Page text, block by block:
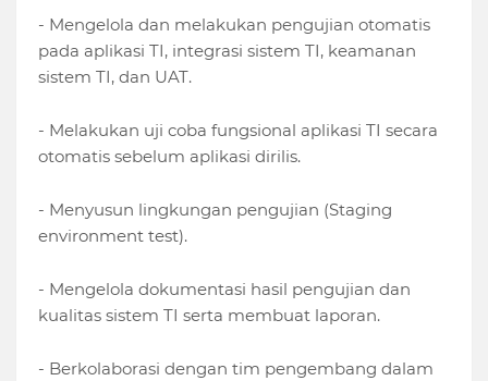
- Mengelola dan melakukan pengujian otomatis
pada aplikasi TI, integrasi sistem TI, keamanan
sistem TI, dan UAT.
- Melakukan uji coba fungsional aplikasi TI secara
otomatis sebelum aplikasi dirilis.
- Menyusun lingkungan pengujian (Staging
environment test).
- Mengelola dokumentasi hasil pengujian dan
kualitas sistem TI serta membuat laporan.
- Berkolaborasi dengan tim pengembang dalam